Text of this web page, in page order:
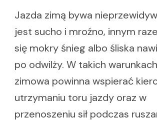
Jazda zimą bywa
jest sucho i mroźno, innym
się mokry śnieg albo śliska
po odwilży. W takich
zimowa powinna wspierać
utrzymaniu toru jazdy oraz w
przenoszeniu sił podczas